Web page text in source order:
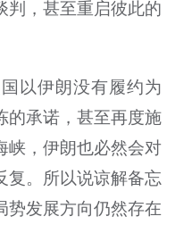
判，甚至重启彼此的
以伊朗没有履约为
的承诺，甚至再度施
峡，伊朗也必然会对
复。所以说谅解备忘
势发展方向仍然存在